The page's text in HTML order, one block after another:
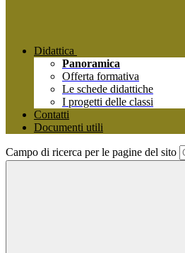
Didattica
Panoramica
Offerta formativa
Le schede didattiche
I progetti delle classi
Contatti
Documenti utili
Campo di ricerca per le pagine del sito